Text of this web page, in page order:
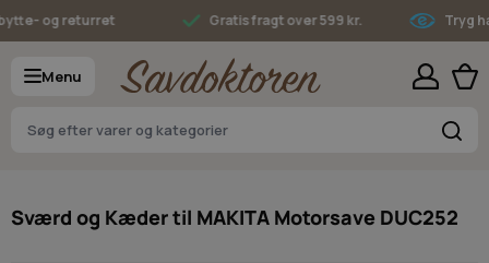
Skip to Content
og returret Gratis fragt over 599 kr. Tryg
Menu
Sværd og Kæder til MAKITA Motorsave DUC252